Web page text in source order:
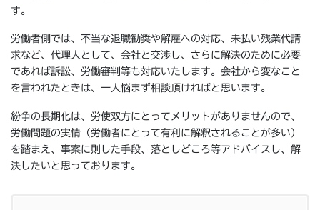
す。
労働者側では、不当な退職勧奨や解雇への対応、未払い残業代請
求など、代理人として、会社と交渉し、さらに解決のために必要
であれば訴訟、労働審判等も対応いたします。会社から変なこと
を言われたときは、一人悩まず相談頂ければと思います。
紛争の長期化は、労使双方にとってメリットがありませんので、
労働問題の実情（労働者にとって有利に解釈されることが多い）
を踏まえ、事案に則した手段、落としどころ等アドバイスし、解
決したいと思っております。